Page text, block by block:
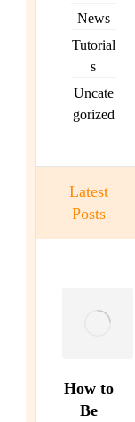
News
Tutorial
s
Uncate
gorized
Latest
Posts
How to
Be